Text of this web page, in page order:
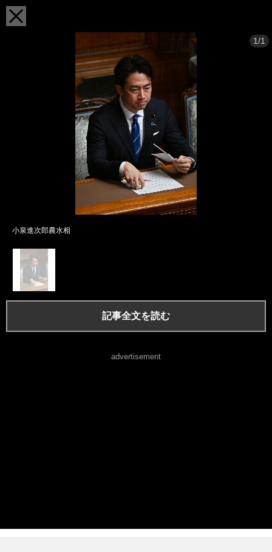
1/1
小泉進次郎農水相
記事全文を読む
advertisement